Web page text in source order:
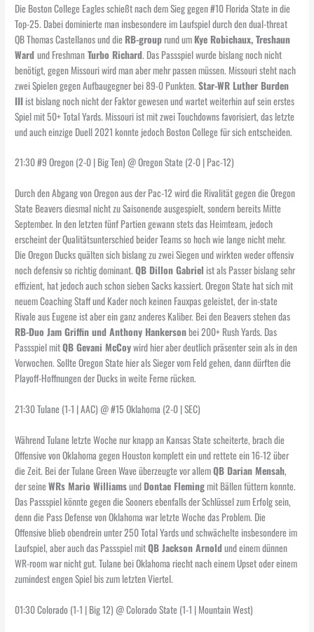
Die Boston College Eagles schießt nach dem Sieg gegen #10 Florida State in die
Top-25. Dabei dominierte man insbesondere im Laufspiel durch den dual-threat
QB Thomas Castellanos und die RB-grouprund um Kye Robichaux, Treshaun
Wardund Freshman Turbo Richard. Das Passspiel wurde bislang noch nicht
benötigt, gegen Missouri wird man aber mehr passen müssen. Missouri steht nach
zwei Spielen gegen Aufbaugegner bei 89-0 Punkten.Star-WR Luther Burden
III ist bislang noch nicht der Faktor gewesen und wartet weiterhin auf sein erstes
Spiel mit 50+ Total Yards. Missouri ist mit zwei Touchdowns favorisiert, das letzte
und auch einzige Duell 2021 konnte jedoch Boston College für sich entscheiden.
21:30 #9 Oregon (2-0 | Big Ten) @ Oregon State (2-0 | Pac-12)
Durch den Abgang von Oregon aus der Pac-12 wird die Rivalität gegen die Oregon
State Beavers diesmal nicht zu Saisonende ausgespielt, sondern bereits Mitte
September. In den letzten fünf Partien gewann stets das Heimteam, jedoch
erscheint der Qualitätsunterschied beider Teams so hoch wie lange nicht mehr.
Die Oregon Ducks quälten sich bislang zu zwei Siegen und wirkten weder offensiv
noch defensiv so richtig dominant.QB Dillon Gabriel ist als Passer bislang sehr
effizient, hat jedoch auch schon sieben Sacks kassiert. Oregon State hat sich mit
neuem Coaching Staff und Kader noch keinen Fauxpas geleistet, der in-state
Rivale aus Eugene ist aber ein ganz anderes Kaliber. Bei den Beavers stehen das
RB-Duo Jam Griffin und Anthony Hankersonbei 200+ Rush Yards. Das
Passspiel mitQB Gevani McCoywird hier aber deutlich präsenter sein als in den
Vorwochen. Sollte Oregon State hier als Sieger vom Feld gehen, dann dürften die
Playoff-Hoffnungen der Ducks in weite Ferne rücken.
21:30 Tulane (1-1 | AAC) @ #15 Oklahoma (2-0 | SEC)
Während Tulane letzte Woche nur knapp an Kansas State scheiterte, brach die
Offensive von Oklahoma gegen Houston komplett ein und rettete ein 16-12 über
die Zeit. Bei der Tulane Green Wave überzeugte vor allemQB Darian Mensah,
der seineWRs Mario Williamsund Dontae Flemingmit Bällen füttern konnte.
Das Passspiel könnte gegen die Sooners ebenfalls der Schlüssel zum Erfolg sein,
denn die Pass Defense von Oklahoma war letzte Woche das Problem. Die
Offensive blieb obendrein unter 250 Total Yards und schwächelte insbesondere im
Laufspiel, aber auch das Passspiel mitQB Jackson Arnoldund einem dünnen
WR-room war nicht gut. Tulane bei Oklahoma riecht nach einem Upset oder einem
zumindest engen Spiel bis zum letzten Viertel.
01:30 Colorado (1-1 | Big 12) @ Colorado State (1-1 | Mountain West)